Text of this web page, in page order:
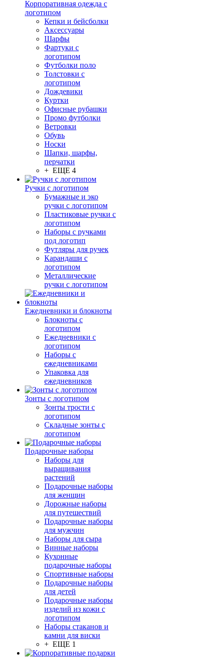
Корпоративная одежда с
логотипом
Кепки и бейсболки
Аксессуары
Шарфы
Фартуки с
логотипом
Футболки поло
Толстовки с
логотипом
Дождевики
Куртки
Офисные рубашки
Промо футболки
Ветровки
Обувь
Носки
Шапки, шарфы,
перчатки
+ ЕЩЕ 4
Ручки с логотипом
Бумажные и эко
ручки с логотипом
Пластиковые ручки с
логотипом
Наборы с ручками
под логотип
Футляры для ручек
Карандаши с
логотипом
Металлические
ручки с логотипом
Ежедневники и блокноты
Блокноты с
логотипом
Ежедневники с
логотипом
Наборы с
ежедневниками
Упаковка для
ежедневников
Зонты с логотипом
Зонты трости с
логотипом
Складные зонты с
логотипом
Подарочные наборы
Наборы для
выращивания
растений
Подарочные наборы
для женщин
Дорожные наборы
для путешествий
Подарочные наборы
для мужчин
Наборы для сыра
Винные наборы
Кухонные
подарочные наборы
Спортивные наборы
Подарочные наборы
для детей
Подарочные наборы
изделий из кожи с
логотипом
Наборы стаканов и
камни для виски
+ ЕЩЕ 1